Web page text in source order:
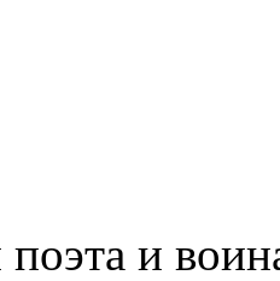
и